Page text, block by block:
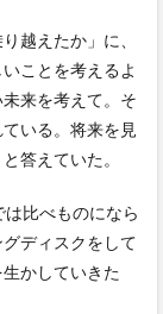
越えたか」に、
ことを考えるよ
来を考えて。そ
いる。将来を見
答えていた。
比べものになら
ディスクをして
かしていきた